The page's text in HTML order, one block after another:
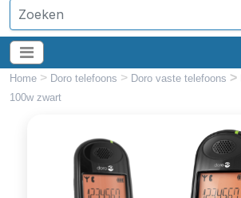
Home > Doro telefoons > Doro vaste telefoons >
100w zwart